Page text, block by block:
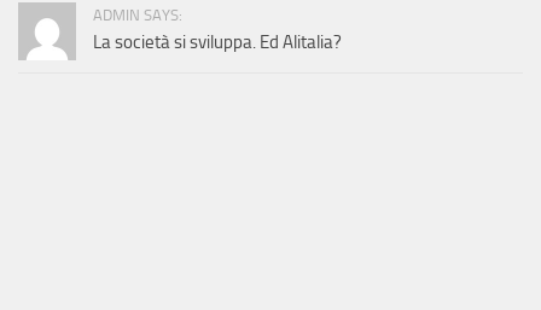
ADMIN SAYS:
La società si sviluppa. Ed Alitalia?